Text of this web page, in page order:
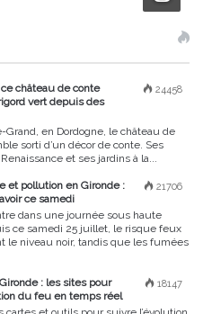
24458
ce château de conte
vert depuis des
en Dordogne, le château de
sorti d’un décor de conte. Ses
et ses jardins à la...
21706
et pollution en Gironde :
ce samedi
dans une journée sous haute
ce samedi 25 juillet, le risque feux
le niveau noir, tandis que les fumées
18147
: les sites pour
du feu en temps réel